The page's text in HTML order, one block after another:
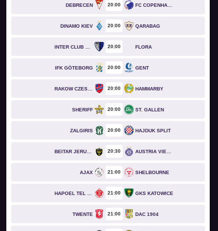
DEBRECEN 20 00 FC COPENHAGEN
DINAMO KIEV 20 00 QARABAG
20 00 FLORA
IFK GÖTEBORG 20 00 GENT
RAKOW CZESTOCHOWA 20 00 HAMMARBY
SHERIFF 20 00 ST. GALLEN
ZALGIRIS 20 00 HAJDUK SPLIT
BEITAR JERUSALEM 20 30
AJAX 21 00 SHELBOURNE
21 00 GKS KATOWICE
TWENTE 21 00 DAC 1904